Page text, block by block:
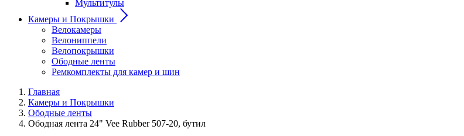
Мультитулы
Камеры и Покрышки
Велокамеры
Велониппели
Велопокрышки
Ободные ленты
Ремкомплекты для камер и шин
Главная
Камеры и Покрышки
Ободные ленты
Ободная лента 24" Vee Rubber 507-20, бутил